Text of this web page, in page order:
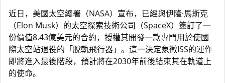
近日，美國太空總署（NASA）宣布，已經與伊隆·馬斯克
（Elon Musk）的太空探索技術公司（SpaceX）簽訂了一
份價值8.43億美元的合約，授權其開發一款專門用於使國
際太空站退役的「脫軌飛行器」。這一決定象徵ISS的運作
即將進入最後階段，預計將在2030年前後結束其在軌道上
的使命。